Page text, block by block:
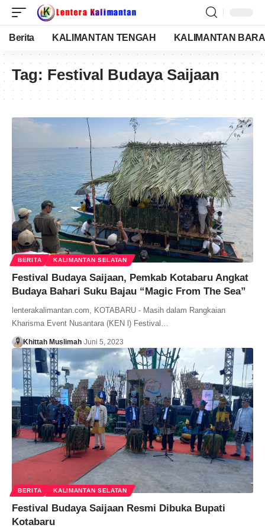
Berita KALIMANTAN TENGAH KALIMANTAN
Tag: Festival Budaya Saijaan
BERITA KALIMANTAN SELATAN
Festival Budaya Saijaan, Pemkab Kotabaru Angkat
Budaya Bahari Suku Bajau “Magic From The Sea”
lenterakalimantan.com, KOTABARU - Masih dalam Rangkaian
Kharisma Event Nusantara (KEN l) Festival…
Khittah Muslimah Juni 5, 2023
BERITA KALIMANTAN SELATAN
Festival Budaya Saijaan Resmi Dibuka Bupati
Kotabaru